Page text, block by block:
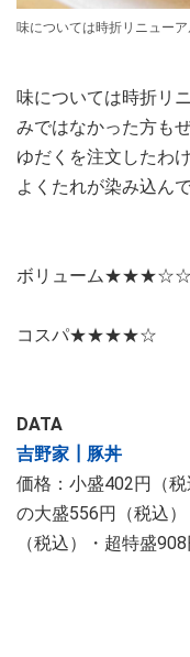
味については時折リニュー
味については時折リ
みではなかった方も
ゆだくを注文したわ
よくたれが染み込ん
ボリューム★★★☆☆
コスパ★★★★☆
DATA
吉野家┃豚丼
価格：小盛402円（
の大盛556円（税込
（税込）・超特盛908